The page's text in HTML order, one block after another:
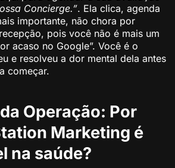
Concierge.”. Ela clica, agenda
importante, não chora por
pois você não é mais um
acaso no Google”. Você é o
e resolveu a dor mental dela antes
começar.
Operação: Por
Marketing é
na saúde?